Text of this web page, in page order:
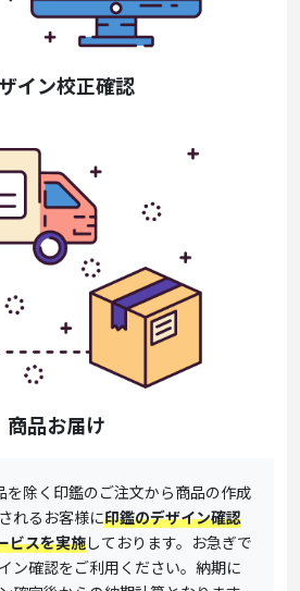
イン校正確認
商品お届け
除く印鑑のご注文から商品の作成
れるお客様に印鑑のデザイン確認
ビスを実施しております。お急ぎで
ン確認をご利用ください。納期に